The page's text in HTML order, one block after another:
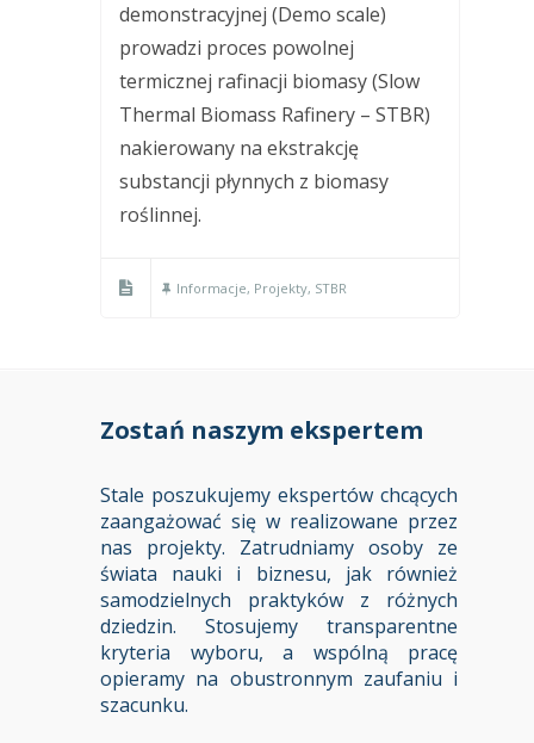
demonstracyjnej (Demo scale)
prowadzi proces powolnej
termicznej rafinacji biomasy (Slow
Thermal Biomass Rafinery – STBR)
nakierowany na ekstrakcję
substancji płynnych z biomasy
roślinnej.
Informacje, Projekty, STBR
Zostań naszym ekspertem
Stale poszukujemy ekspertów chcących
zaangażować się w realizowane przez
nas projekty. Zatrudniamy osoby ze
świata nauki i biznesu, jak również
samodzielnych praktyków z różnych
dziedzin. Stosujemy transparentne
kryteria wyboru, a wspólną pracę
opieramy na obustronnym zaufaniu i
szacunku.